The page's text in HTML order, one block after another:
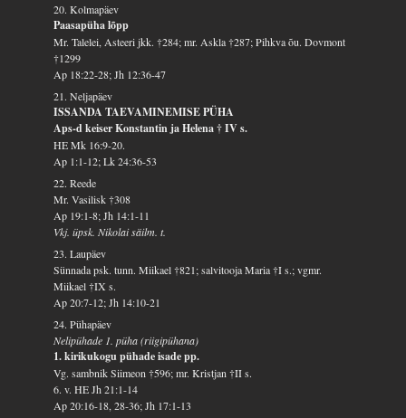
20. Kolmapäev
Paasapüha lõpp
Mr. Talelei, Asteeri jkk. †284; mr. Askla †287; Pihkva õu. Dovmont
†1299
Ap 18:22-28; Jh 12:36-47
21. Neljapäev
ISSANDA TAEVAMINEMISE PÜHA
Aps-d keiser Konstantin ja Helena † IV s.
HE Mk 16:9-20.
Ap 1:1-12; Lk 24:36-53
22. Reede
Mr. Vasilisk †308
Ap 19:1-8; Jh 14:1-11
Vkj. üpsk. Nikolai säilm. t.
23. Laupäev
Sünnada psk. tunn. Miikael †821; salvitooja Maria †I s.; vgmr.
Miikael †IX s.
Ap 20:7-12; Jh 14:10-21
24. Pühapäev
Nelipühade 1. püha (riigipühana)
1. kirikukogu pühade isade pp.
Vg. sambnik Siimeon †596; mr. Kristjan †II s.
6. v. HE Jh 21:1-14
Ap 20:16-18, 28-36; Jh 17:1-13